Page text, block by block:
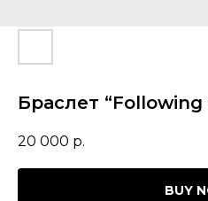
Браслет
20 000 р.
BUY